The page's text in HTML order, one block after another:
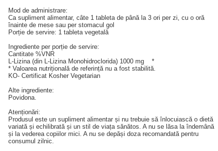
Mod de administrare:
Ca supliment alimentar, câte 1 tableta de până la 3 ori per zi, cu o oră
înainte de mese sau per stomacul gol
Porție de servire: 1 tableta vegetală
Ingrediente per porție de servire:
Cantitate %VNR
L-Lizina (din L-Lizina Monohidroclorida) 1000 mg *
* Valoarea nutrițională de referință nu a fost stabilită.
KO- Certificat Kosher Vegetarian
Alte ingrediente:
Povidona.
Atenționări:
Produsul este un supliment alimentar și nu trebuie să înlocuiască o dietă
variată și echilibrată și un stil de viața sănătos. A nu se lăsa la îndemână
și la vederea copiilor mici. A nu se depăși doza recomandată pentru
consumul zilnic.